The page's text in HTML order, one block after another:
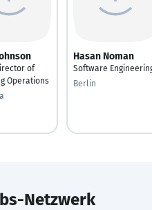
of
Operations
Hasan Noman
Software
Berlin
Netzwerk